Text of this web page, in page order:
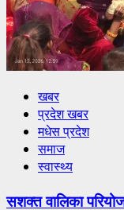
खबर
प्रदेश खबर
मधेस प्रदेश
समाज
स्वास्थ्य
सशक्त वालिका